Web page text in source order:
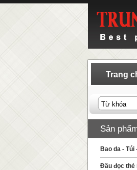
Trang
Sản
Bao da -
Đầu đọc thẻ